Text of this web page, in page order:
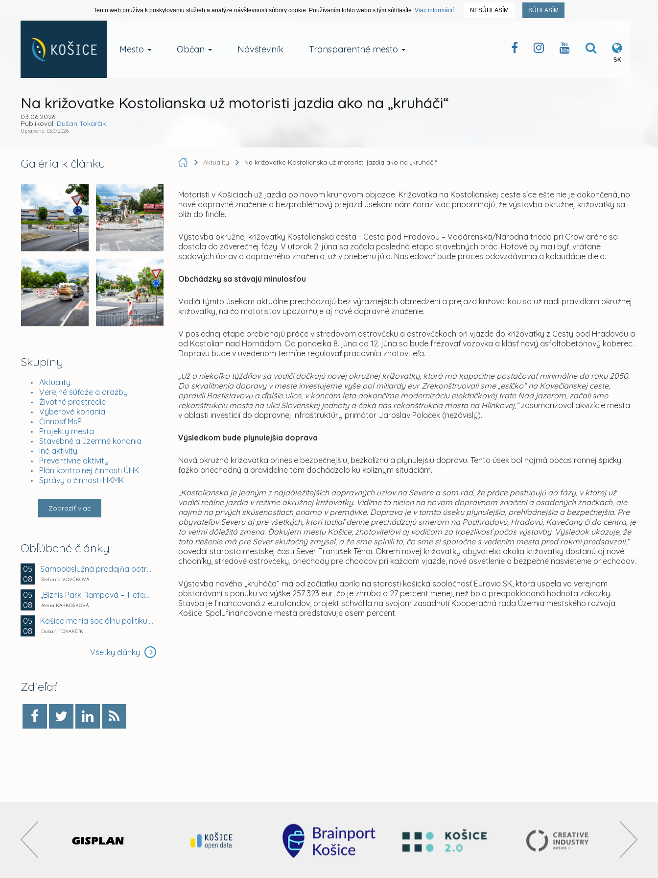
Tento web používa k poskytovaniu služieb a analýze návštevnosti súbory cookie. Používaním tohto webu s tým súhlasíte. Viac informácií NESÚHLASÍM SÚHLASÍM
Mesto Občan Návštevník Transparentné mesto
SK
Na križovatke Kostolianska už motoristi jazdia ako na „kruháči“
03.06.2026
Publikoval: Dušan Tokarčík
Upravené: 03.07.2026
Galéria k článku
Skupiny
Aktuality
Verejné súťaže a dražby
Životné prostredie
Výberové konania
Činnosť MsP
Projekty mesta
Stavebné a územné konania
Iné aktivity
Preventívne aktivity
Plán kontrolnej činnosti ÚHK
Správy o činnosti HKMK
Zobraziť viac
Obľúbené články
05
08
Samoobslužná predajňa potravín a doplnkového tovaru
Štefánia VOVČKOVÁ
05
08
,,Biznis Park Rampová – II. etapa, Rampová ul.,...
Alena KARKOŠKOVÁ
05
08
Košice menia sociálnu politiku: chránia mestské byty...
Dušan TOKARČÍK
Všetky články
Zdieľať
Aktuality Na križovatke Kostolianska už motoristi jazdia ako na „kruháči“
Motoristi v Košiciach už jazdia po novom kruhovom objazde. Križovatka na Kostolianskej ceste síce ešte nie je dokončená, no
nové dopravné značenie a bezproblémový prejazd úsekom nám čoraz viac pripomínajú, že výstavba okružnej križovatky sa
blíži do finále.
Výstavba okružnej križovatky Kostolianska cesta - Cesta pod Hradovou – Vodárenská/Národná trieda pri Crow aréne sa
dostala do záverečnej fázy. V utorok 2. júna sa začala posledná etapa stavebných prác. Hotové by mali byť, vrátane
sadových úprav a dopravného značenia, už v priebehu júla. Nasledovať bude proces odovzdávania a kolaudácie diela.
Obchádzky sa stávajú minulosťou
Vodiči týmto úsekom aktuálne prechádzajú bez výraznejších obmedzení a prejazd križovatkou sa už riadi pravidlami okružnej
križovatky, na čo motoristov upozorňuje aj nové dopravné značenie.
V poslednej etape prebiehajú práce v stredovom ostrovčeku a ostrovčekoch pri vjazde do križovatky z Cesty pod Hradovou a
od Kostolian nad Hornádom. Od pondelka 8. júna do 12. júna sa bude frézovať vozovka a klásť nový asfaltobetónový koberec.
Dopravu bude v uvedenom termíne regulovať pracovníci zhotoviteľa.
„Už o niekoľko týždňov sa vodiči dočkajú novej okružnej križovatky, ktorá má kapacitne postačovať minimálne do roku 2050.
Do skvalitnenia dopravy v meste investujeme vyše pol miliardy eur. Zrekonštruovali sme „esíčko“ na Kavečianskej ceste,
opravili Rastislavovu a ďalšie ulice, v koncom leta dokončíme modernizáciu električkovej trate Nad jazerom, začali sme
rekonštrukciu mosta na ulici Slovenskej jednoty a čaká nás rekonštrukcia mosta na Hlinkovej,“zosumarizoval akvizície mesta
v oblasti investícií do dopravnej infraštruktúry primátor Jaroslav Polaček (nezávislý).
Výsledkom bude plynulejšia doprava
Nová okružná križovatka prinesie bezpečnejšiu, bezkolíznu a plynulejšiu dopravu. Tento úsek bol najmä počas rannej špičky
ťažko priechodný a pravidelne tam dochádzalo ku kolíznym situáciám.
„Kostolianska je jedným z najdôležitejších dopravných uzlov na Severe a som rád, že práce postupujú do fázy, v ktorej už
vodiči reálne jazdia v režime okružnej križovatky. Vidíme to nielen na novom dopravnom značení a osadených značkách, ale
najmä na prvých skúsenostiach priamo v premávke. Doprava je v tomto úseku plynulejšia, prehľadnejšia a bezpečnejšia. Pre
obyvateľov Severu aj pre všetkých, ktorí tadiaľ denne prechádzajú smerom na Podhradovú, Hradovú, Kavečany či do centra, je
to veľmi dôležitá zmena. Ďakujem mestu Košice, zhotoviteľovi aj vodičom za trpezlivosť počas výstavby. Výsledok ukazuje, že
toto riešenie má pre Sever skutočný zmysel, a že sme splnili to, čo sme si spoločne s vedením mesta pred rokmi predsavzali,“
povedal starosta mestskej časti Sever František Ténai. Okrem novej križovatky obyvatelia okolia križovatky dostanú aj nové
chodníky, stredové ostrovčeky, priechody pre chodcov pri každom vjazde, nové osvetlenie a bezpečné nasvietenie priechodov.
Výstavba nového „kruháča“ má od začiatku apríla na starosti košická spoločnosť Eurovia SK, ktorá uspela vo verejnom
obstarávaní s ponuku vo výške 257 323 eur, čo je zhruba o 27 percent menej, než bola predpokladaná hodnota zákazky.
Stavba je financovaná z eurofondov, projekt schválila na svojom zasadnutí Kooperačná rada Územia mestského rozvoja
Košice. Spolufinancovanie mesta predstavuje osem percent.